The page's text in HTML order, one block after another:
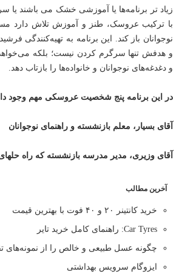
زیاد تر برنامه‌ها یا آموزشی خشک می باشند
با ترکیب عروسک، طنز و آموزش تلاش دارد
نوجوانان باز کند. این برنامه به تهیه‌کنندگی
و دغدغه‌های نوجوانان و خانواده‌ها را بازتاب دهد.
در این برنامه پنج شخصیت عروسکی مهم وجود
آقای بسیار، معلم بازنشسته و راهنمای نوجوانان
آقای وزیری، مدیر مدرسه بازنشسته که راه
آخرین مطالب
خرید کانتینر ۲۰ و ۴۰ فوت با بهترین قیمت
Car Tyres: راهنمای کامل خرید تایر
چگونه عسل طبیعی و خالص را از نمونه‌های
ایزوگام سرویس بهداشتی